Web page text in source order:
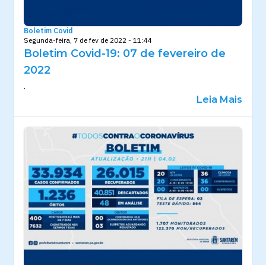
Boletim Covid
Segunda-feira, 7 de fev de 2022 - 11:44
Boletim Covid-19: 07 de fevereiro de
2022
.
Leia Mais